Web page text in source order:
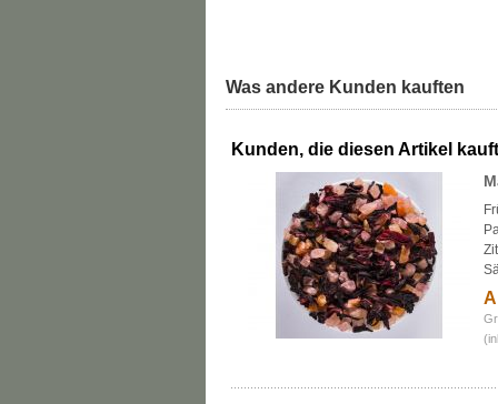
Was andere Kunden kauften
Kunden, die diesen Artikel